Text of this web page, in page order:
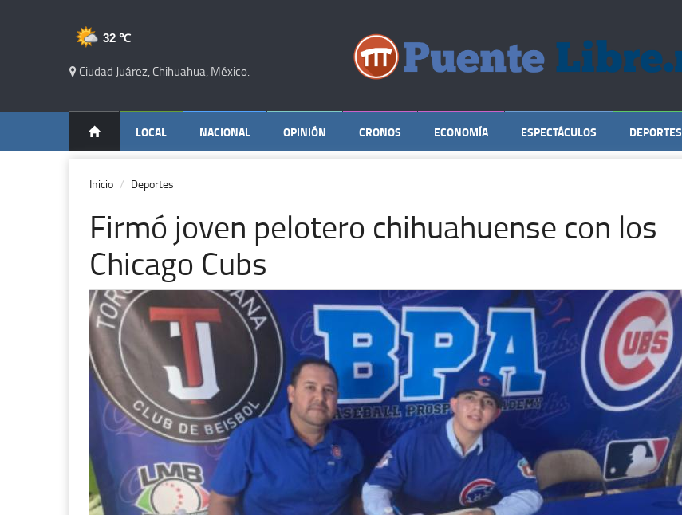
32 ℃
Ciudad Juárez, Chihuahua, México.
LOCAL NACIONAL OPINIÓN CRONOS ECONOMÍA ESPECTÁCULOS DEPORTES
Inicio Deportes
Firmó joven pelotero chihuahuense con los
Chicago Cubs